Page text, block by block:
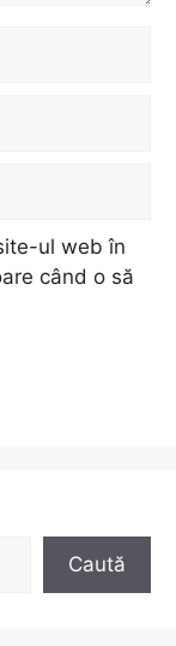
ul web în
când o să
Caută